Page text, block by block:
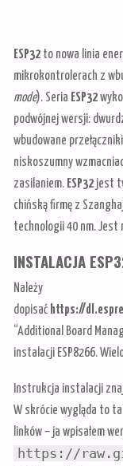
ESP32 to nowa linia
mikrokontrolerach z
mode). Seria ESP32
podwójnej wersji:
wbudowane
niskoszumny
zasilaniem. ESP32 jest
chińską firmę z
technologii 40 nm. Jest
INSTALACJA
Należy
dopisać https://
“Additional Board
instalacji ESP8266.
Instrukcja instalacji
W skrócie wygląda to
linków – ja wpisałem
https://